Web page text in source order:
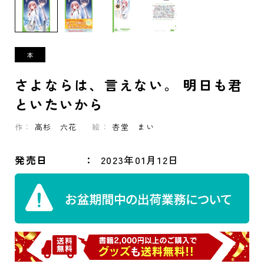
さよならは、言えない。 明日も君
といたいから
作： 高杉 六花 絵： 杏堂 まい
発売日 2023年01月12日